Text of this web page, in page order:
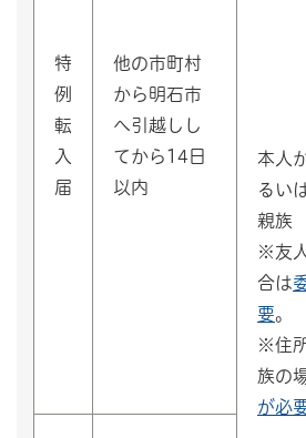
特
例
転
入
届
他の市町村
から明石市
へ引越しし
てから14日
以内
本人
るい
親族
※友
合は
要。
※住
族の
が必